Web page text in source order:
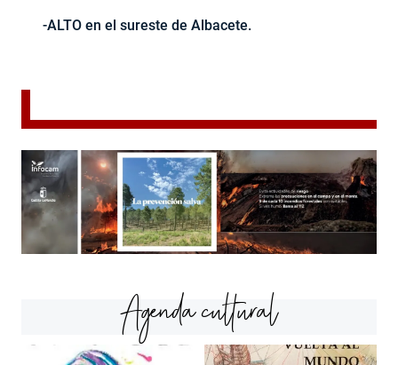
-ALTO en el sureste de Albacete.
Agenda cultural